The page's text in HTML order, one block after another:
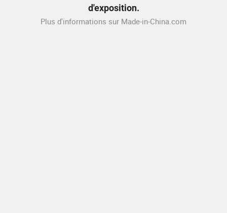
d'exposition.
Plus d'informations sur Made-in-China.com